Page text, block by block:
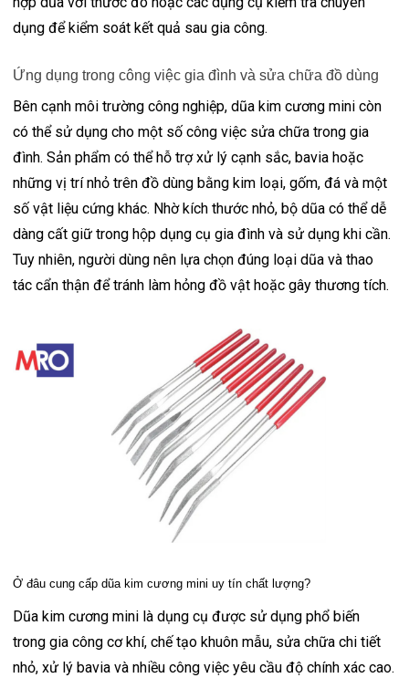
dụng để kiểm soát kết quả sau gia công.
Ứng dụng trong công việc gia đình và sửa chữa đồ dùng
Bên cạnh môi trường công nghiệp, dũa kim cương mini còn
có thể sử dụng cho một số công việc sửa chữa trong gia
đình. Sản phẩm có thể hỗ trợ xử lý cạnh sắc, bavia hoặc
những vị trí nhỏ trên đồ dùng bằng kim loại, gốm, đá và một
số vật liệu cứng khác. Nhờ kích thước nhỏ, bộ dũa có thể dễ
dàng cất giữ trong hộp dụng cụ gia đình và sử dụng khi cần.
Tuy nhiên, người dùng nên lựa chọn đúng loại dũa và thao
tác cẩn thận để tránh làm hỏng đồ vật hoặc gây thương tích.
Ở đâu cung cấp dũa kim cương mini uy tín chất lượng?
Dũa kim cương mini là dụng cụ được sử dụng phổ biến
trong gia công cơ khí, chế tạo khuôn mẫu, sửa chữa chi tiết
nhỏ, xử lý bavia và nhiều công việc yêu cầu độ chính xác cao.